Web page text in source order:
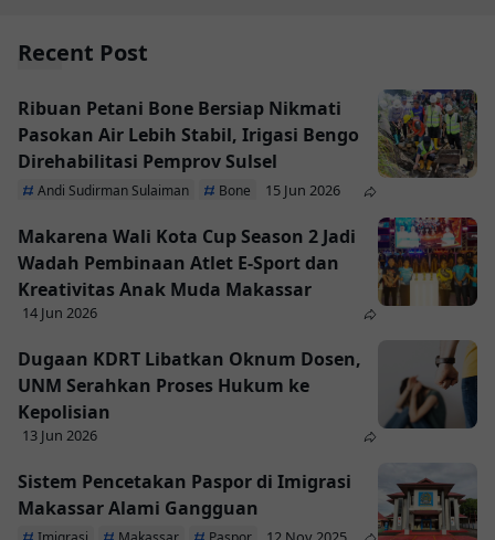
Recent Post
Ribuan Petani Bone Bersiap Nikmati
Pasokan Air Lebih Stabil, Irigasi Bengo
Direhabilitasi Pemprov Sulsel
Andi Sudirman Sulaiman Bone 15 Jun 2026
Makarena Wali Kota Cup Season 2 Jadi
Wadah Pembinaan Atlet E-Sport dan
Kreativitas Anak Muda Makassar
14 Jun 2026
Dugaan KDRT Libatkan Oknum Dosen,
UNM Serahkan Proses Hukum ke
Kepolisian
13 Jun 2026
Sistem Pencetakan Paspor di Imigrasi
Makassar Alami Gangguan